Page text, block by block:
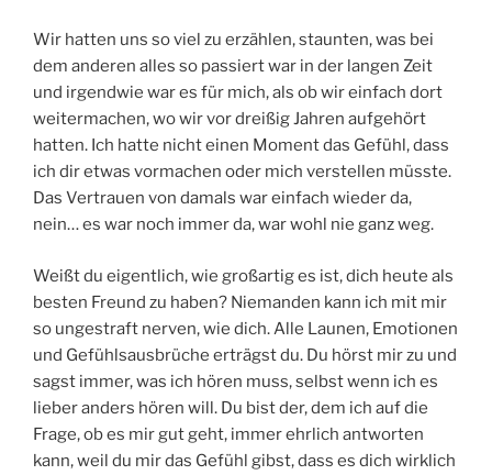
Wir hatten uns so viel zu erzählen, staunten, was bei
dem anderen alles so passiert war in der langen Zeit
und irgendwie war es für mich, als ob wir einfach dort
weitermachen, wo wir vor dreißig Jahren aufgehört
hatten. Ich hatte nicht einen Moment das Gefühl, dass
ich dir etwas vormachen oder mich verstellen müsste.
Das Vertrauen von damals war einfach wieder da,
nein… es war noch immer da, war wohl nie ganz weg.
Weißt du eigentlich, wie großartig es ist, dich heute als
besten Freund zu haben? Niemanden kann ich mit mir
so ungestraft nerven, wie dich. Alle Launen, Emotionen
und Gefühlsausbrüche erträgst du. Du hörst mir zu und
sagst immer, was ich hören muss, selbst wenn ich es
lieber anders hören will. Du bist der, dem ich auf die
Frage, ob es mir gut geht, immer ehrlich antworten
kann, weil du mir das Gefühl gibst, dass es dich wirklich